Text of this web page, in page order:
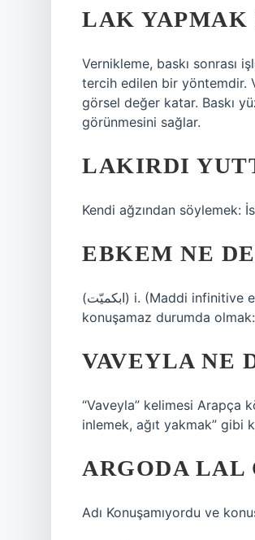
LAK YAPMAK
Vernikleme, baskı sonrası
tercih edilen bir yöntemdir.
görsel değer katar. Baskı
görünmesini sağlar.
LAKIRDI
Kendi ağzından söylemek:
EBKEM NE
(ﺍﺑﻜﻤﻴّﺖ) i. (Maddi infinitive ekleri -iyyet ve ebkemiyyet, Ar. ebkem “dilsiz”den) İtaatkar, dilsiz,
konuşamaz durumda
VAVEYLA NE
“Vaveyla” kelimesi Arapça
inlemek, ağıt yakmak” gibi
ARGODA LAL
Adı Konuşamıyordu ve